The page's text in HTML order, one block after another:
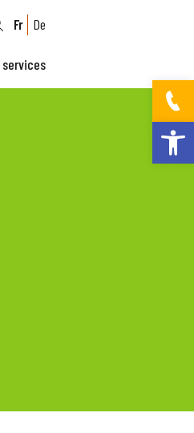
Ouvrir la
Fr De